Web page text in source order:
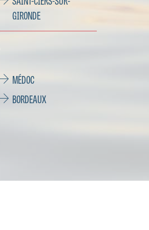
GIRONDE
MÉDOC
BORDEAUX